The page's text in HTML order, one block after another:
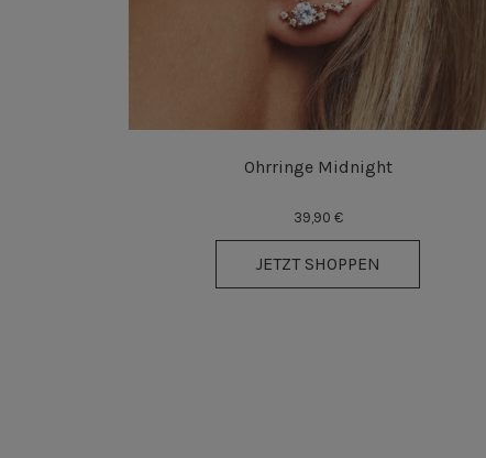
Ohrringe Midnight
39,90 €
JETZT SHOPPEN